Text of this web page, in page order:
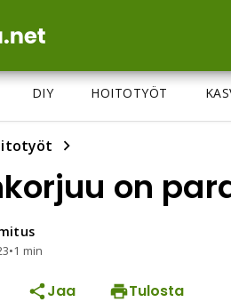
DIY HOITOTYÖT
on
•1 min
Jaa Tulosta